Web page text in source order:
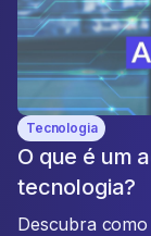
Tecnologia
O que é um
tecnologia?
Descubra